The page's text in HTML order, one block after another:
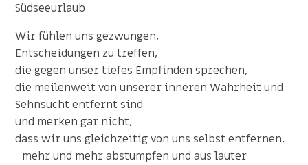
Südseeurlaub
Wir fühlen uns gezwungen,
Entscheidungen zu treffen,
die gegen unser tiefes Empfinden sprechen,
die meilenweit von unserer inneren Wahrheit und
Sehnsucht entfernt sind
und merken gar nicht,
dass wir uns gleichzeitig von uns selbst entfernen,
mehr und mehr abstumpfen und aus lauter